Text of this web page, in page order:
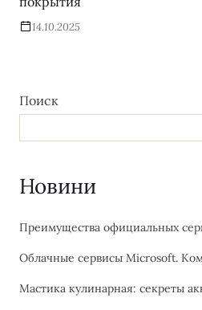
14.10.2025
Поиск
Новини
Преимущества официальных
Облачные сервисы Microsoft.
Мастика кулинарная: секреты